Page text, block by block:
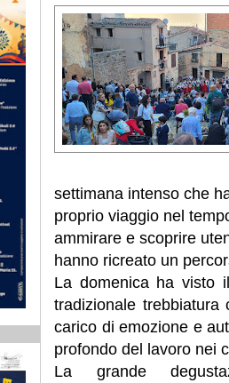
settimana intenso che
proprio viaggio nel
ammirare e scoprire
hanno ricreato un
La domenica ha visto
tradizionale
carico di emozione e
profondo del lavoro nei
La grande